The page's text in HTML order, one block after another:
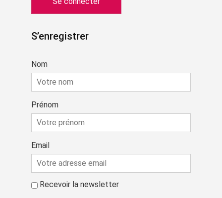
S’enregistrer
Nom
Prénom
Email
Recevoir la newsletter